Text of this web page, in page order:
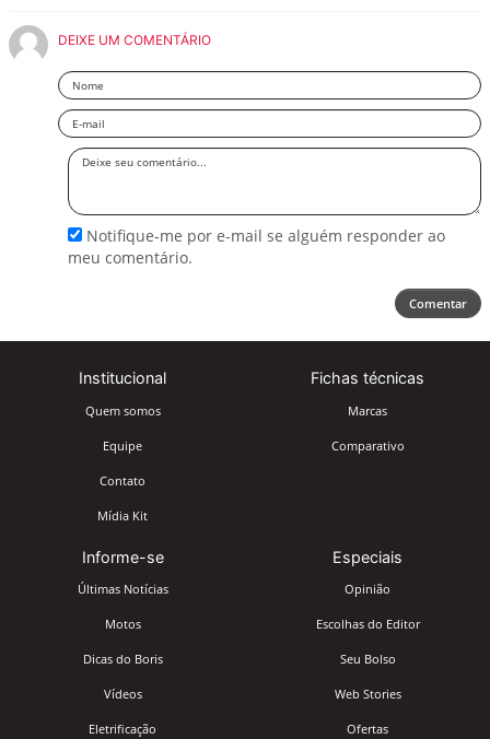
DEIXE UM COMENTÁRIO
Nome
Email
Deixe
comentário
Notifique-me por e-mail se alguém responder ao
meu comentário.
Comentar
Institucional
Quem somos
Equipe
Contato
Mídia Kit
Fichas técnicas
Marcas
Comparativo
Informe-se
Últimas Notícias
Motos
Dicas do Boris
Vídeos
Eletrificação
Especiais
Opinião
Escolhas do Editor
Seu Bolso
Web Stories
Ofertas